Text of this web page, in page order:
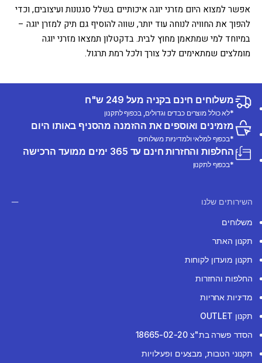
אפשר למצוא היום מזרני יוגה איכותיים בשלל סגנונות ועיצובים, וכדי
להפוך את החוויה לנוחה עוד יותר, שווה להוסיף גם תיק למזרן יוגה –
במיוחד למי שמתאמן מחוץ לבית. בדקטלון תמצאו מזרני יוגה
מומלצים שמתאימים לכל צורך ולכל רמת תרגול.
משלוחים חינם בקניה מעל 249 ש"ח
*לא כולל מוצרים כבדים וגדולים, בכפוף לתקנון
מזמינים ואוספים את ההזמנה מהסניף באותו היום
*בכפוף למלאי ולמדיניות משלוחים
החלפות והחזרות חינם עד 365 ימים ממועד הרכישה
*בכפוף לתקנון
השירותים שלנו
משלוחים
תקנון האתר
תקנון מועדון לקוחות
החלפות והחזרות
מדיניות אחריות
תקנון OUTLET
הסדר פשרה בת"צ 18665-02-20
תקנוני הטבות, מבצעים ופעילויות